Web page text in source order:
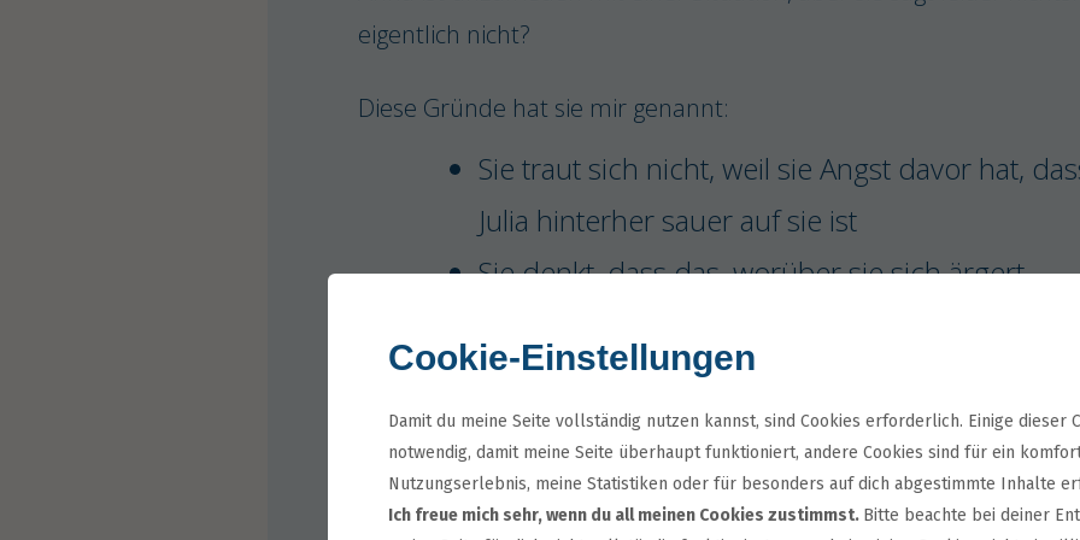
eigentlich nicht?
Diese Gründe hat sie mir genannt:
Sie traut sich nicht, weil sie Angst davor hat,
Julia hinterher sauer auf sie ist
Sie denkt, dass das, worüber sie sich ärgert,
sich und hofft, dass sich das Thema von allein in
Luft auflöst
Sie hofft darauf, dass Julia von selbst etwas
schließlich müsste Julia doch wissen, wie es ihr
Cookie-Einstellungen
Damit du meine Seite vollständig nutzen kannst, sind Cookies erforderlich. Einige dieser
notwendig, damit meine Seite überhaupt funktioniert, andere Cookies sind für ein
Nutzungserlebnis, meine Statistiken oder für besonders auf dich abgestimmte Inhalte
Ich freue mich sehr, wenn du all meinen Cookies zustimmst. Bitte beachte bei deiner